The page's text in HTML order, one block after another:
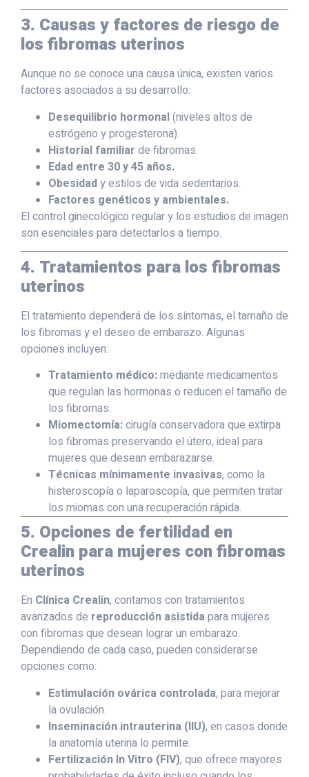
3. Causas y factores de riesgo de
los fibromas uterinos
Aunque no se conoce una causa única, existen varios
factores asociados a su desarrollo:
Desequilibrio hormonal(niveles altos de
estrógeno y progesterona).
Historial familiar de fibromas.
Edad entre 30 y 45 años.
Obesidady estilos de vida sedentarios.
Factores genéticos y ambientales.
El control ginecológico regular y los estudios de imagen
son esenciales para detectarlos a tiempo.
4. Tratamientos para los fibromas
uterinos
El tratamiento dependerá de los síntomas, el tamaño de
los fibromas y el deseo de embarazo. Algunas
opciones incluyen:
Tratamiento médico:mediante medicamentos
que regulan las hormonas o reducen el tamaño de
los fibromas.
Miomectomía:cirugía conservadora que extirpa
los fibromas preservando el útero, ideal para
mujeres que desean embarazarse.
Técnicas mínimamente invasivas, como la
histeroscopía o laparoscopía, que permiten tratar
los miomas con una recuperación rápida.
5. Opciones de fertilidad en
Crealin para mujeres con fibromas
uterinos
En Clínica Crealin, contamos con tratamientos
avanzados de reproducción asistida para mujeres
con fibromas que desean lograr un embarazo.
Dependiendo de cada caso, pueden considerarse
opciones como:
Estimulación ovárica controlada, para mejorar
la ovulación.
Inseminación intrauterina (IIU), en casos donde
la anatomía uterina lo permite.
Fertilización In Vitro (FIV), que ofrece mayores